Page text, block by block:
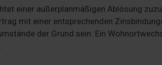
einer außerplanmäßigen Ablösung
mit einer entsprechenden
der Grund sein. Ein